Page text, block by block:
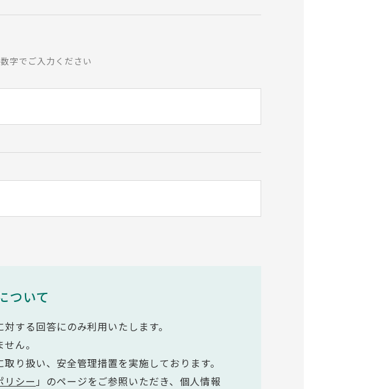
字でご入力ください
ついて
する回答にのみ利用いたします。
ん。
り扱い、安全管理措置を実施しております。
リシー 」のページをご参照いただき、個人情報